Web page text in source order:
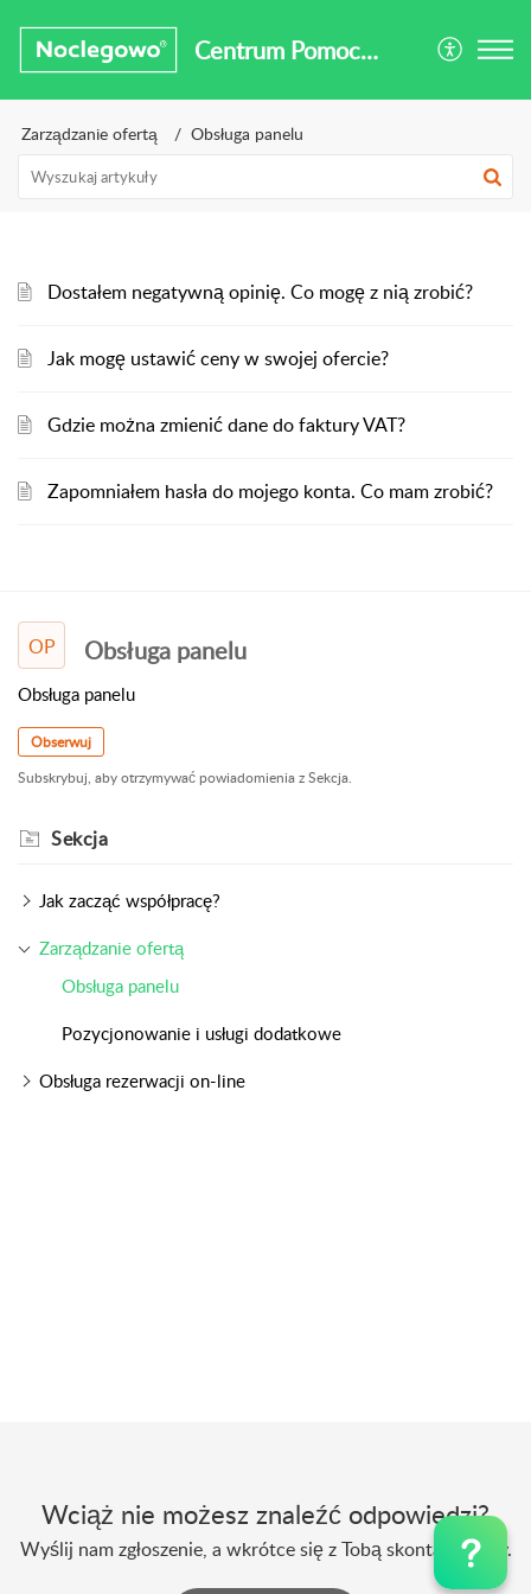
Centrum Pomocy Noclegowo®
Zarządzanie ofertą Obsługa panelu
Dostałem negatywną opinię. Co mogę z nią zrobić?
Jak mogę ustawić ceny w swojej ofercie?
Gdzie można zmienić dane do faktury VAT?
Zapomniałem hasła do mojego konta. Co mam zrobić?
OP Obsługa panelu
Obsługa panelu
Obserwuj
Subskrybuj, aby otrzymywać powiadomienia z Sekcja.
Sekcja
Jak zacząć współpracę?
Zarządzanie ofertą
Obsługa panelu
Pozycjonowanie i usługi dodatkowe
Obsługa rezerwacji on-line
Wciąż nie możesz znaleźć odpowiedzi?
Wyślij nam zgłoszenie, a wkrótce się z Tobą skontaktujemy.